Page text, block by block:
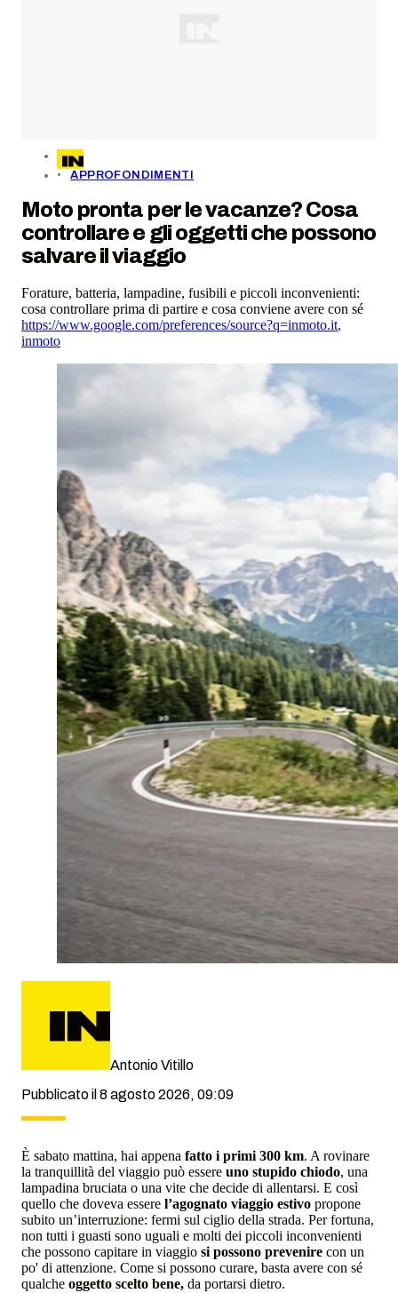
APPROFONDIMENTI
Moto pronta per le vacanze? Cosa
controllare e gli oggetti che possono
salvare il viaggio
Forature, batteria, lampadine, fusibili e piccoli inconvenienti:
cosa controllare prima di partire e cosa conviene avere con sé
https://www.google.com/preferences/source?q=inmoto.it,
inmoto
Antonio Vitillo
Pubblicato il 8 agosto 2026, 09:09
È sabato mattina, hai appena fatto i primi 300 km. A rovinare
la tranquillità del viaggio può essere uno stupido chiodo, una
lampadina bruciata o una vite che decide di allentarsi. E così
quello che doveva essere l’agognato viaggio estivo propone
subito un’interruzione: fermi sul ciglio della strada. Per fortuna,
non tutti i guasti sono uguali e molti dei piccoli inconvenienti
che possono capitare in viaggio si possono prevenire con un
po' di attenzione. Come si possono curare, basta avere con sé
qualche oggetto scelto bene, da portarsi dietro.